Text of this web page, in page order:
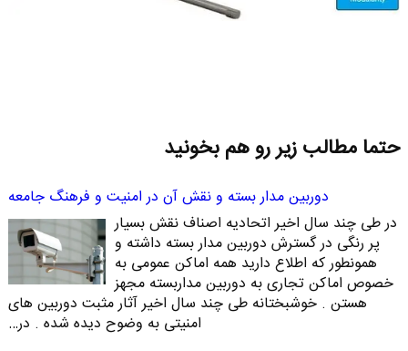
حتما مطالب زیر رو هم بخونید
دوربین مدار بسته و نقش آن در امنیت و فرهنگ جامعه
در طی چند سال اخیر اتحادیه اصناف نقش بسیار
پر رنگی در گسترش دوربین مدار بسته داشته و
همونطور که اطلاع دارید همه اماکن عمومی به
خصوص اماکن تجاری به دوربین مداربسته مجهز
هستن . خوشبختانه طی چند سال اخیر آثار مثبت دوربین های
امنیتی به وضوح دیده شده . در…